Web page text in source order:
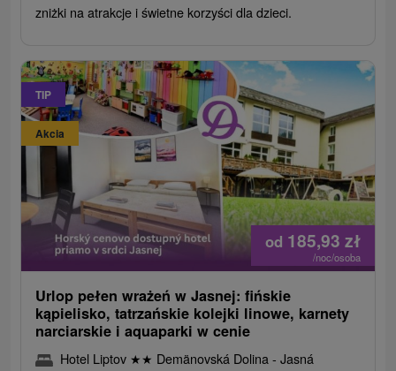
zniżki na atrakcje i świetne korzyści dla dzieci.
TIP
Akcia
od 185,93 zł
/noc/osoba
Urlop pełen wrażeń w Jasnej: fińskie
kąpielisko, tatrzańskie kolejki linowe, karnety
narciarskie i aquaparki w cenie
Hotel Liptov ★★ Demänovská Dolina - Jasná